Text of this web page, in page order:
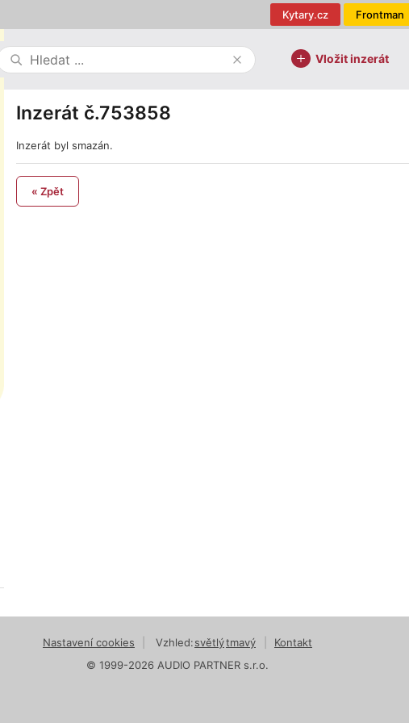
Frontman
Kytary.cz
Vložit inzerát
Inzerát č.753858
Inzerát byl smazán.
« Zpět
Nastavení cookies Vzhled:světlýtmavý
Kontakt
© 1999-2026 AUDIO PARTNER s.r.o.